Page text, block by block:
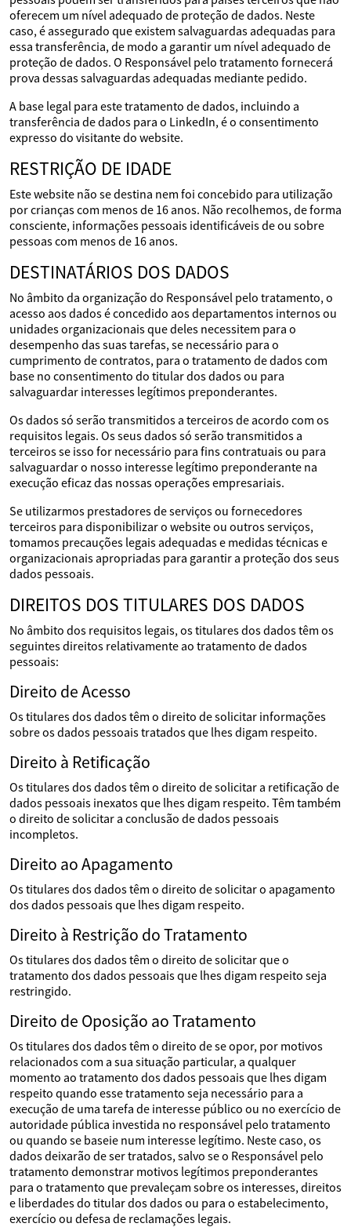
oferecem um nível adequado de proteção de dados. Neste
caso, é assegurado que existem salvaguardas adequadas para
essa transferência, de modo a garantir um nível adequado de
proteção de dados. O Responsável pelo tratamento fornecerá
prova dessas salvaguardas adequadas mediante pedido.
A base legal para este tratamento de dados, incluindo a
transferência de dados para o LinkedIn, é o consentimento
expresso do visitante do website.
RESTRIÇÃO DE IDADE
Este website não se destina nem foi concebido para utilização
por crianças com menos de 16 anos. Não recolhemos, de forma
consciente, informações pessoais identificáveis de ou sobre
pessoas com menos de 16 anos.
DESTINATÁRIOS DOS DADOS
No âmbito da organização do Responsável pelo tratamento, o
acesso aos dados é concedido aos departamentos internos ou
unidades organizacionais que deles necessitem para o
desempenho das suas tarefas, se necessário para o
cumprimento de contratos, para o tratamento de dados com
base no consentimento do titular dos dados ou para
salvaguardar interesses legítimos preponderantes.
Os dados só serão transmitidos a terceiros de acordo com os
requisitos legais. Os seus dados só serão transmitidos a
terceiros se isso for necessário para fins contratuais ou para
salvaguardar o nosso interesse legítimo preponderante na
execução eficaz das nossas operações empresariais.
Se utilizarmos prestadores de serviços ou fornecedores
terceiros para disponibilizar o website ou outros serviços,
tomamos precauções legais adequadas e medidas técnicas e
organizacionais apropriadas para garantir a proteção dos seus
dados pessoais.
DIREITOS DOS TITULARES DOS DADOS
No âmbito dos requisitos legais, os titulares dos dados têm os
seguintes direitos relativamente ao tratamento de dados
pessoais:
Direito de Acesso
Os titulares dos dados têm o direito de solicitar informações
sobre os dados pessoais tratados que lhes digam respeito.
Direito à Retificação
Os titulares dos dados têm o direito de solicitar a retificação de
dados pessoais inexatos que lhes digam respeito. Têm também
o direito de solicitar a conclusão de dados pessoais
incompletos.
Direito ao Apagamento
Os titulares dos dados têm o direito de solicitar o apagamento
dos dados pessoais que lhes digam respeito.
Direito à Restrição do Tratamento
Os titulares dos dados têm o direito de solicitar que o
tratamento dos dados pessoais que lhes digam respeito seja
restringido.
Direito de Oposição ao Tratamento
Os titulares dos dados têm o direito de se opor, por motivos
relacionados com a sua situação particular, a qualquer
momento ao tratamento dos dados pessoais que lhes digam
respeito quando esse tratamento seja necessário para a
execução de uma tarefa de interesse público ou no exercício de
autoridade pública investida no responsável pelo tratamento
ou quando se baseie num interesse legítimo. Neste caso, os
dados deixarão de ser tratados, salvo se o Responsável pelo
tratamento demonstrar motivos legítimos preponderantes
para o tratamento que prevaleçam sobre os interesses, direitos
e liberdades do titular dos dados ou para o estabelecimento,
exercício ou defesa de reclamações legais.